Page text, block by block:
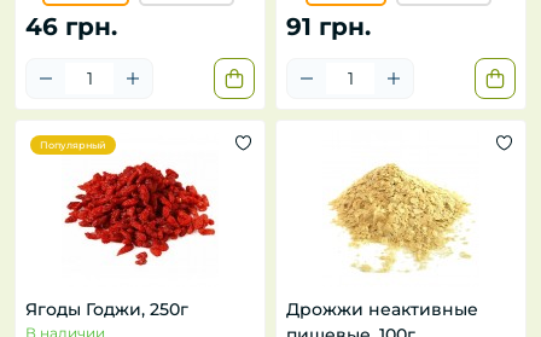
46 грн. 91 грн.
Популярный
Ягоды Годжи, 250г
В наличии
Дрожжи неактивные